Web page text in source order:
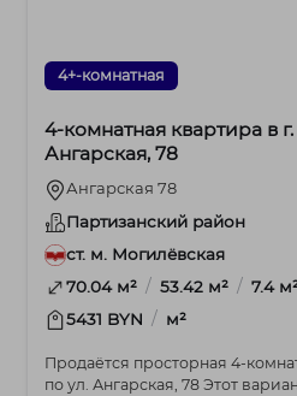
4+-комнатная
4-комнатная квартира в
Ангарская, 78
Ангарская 78
Партизанский район
ст. м. Могилёвская
70.04 м² / 53.42 м² / 7.4
5431 BYN / м²
Продаётся просторная 4-
по ул. Ангарская, 78 Этот